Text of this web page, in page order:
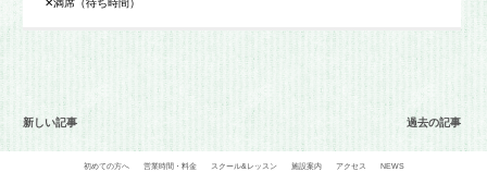
✕満席（待ち時間）
新しい記事 過去の記事
初めての方へ 営業時間・料金 スクール&レッスン 施設案内 アクセス NEWS